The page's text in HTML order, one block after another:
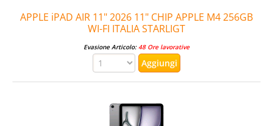
APPLE iPAD AIR 11" 2026 11" CHIP APPLE M4 256GB
WI-FI ITALIA STARLIGT
Evasione Articolo:48 Ore lavorative